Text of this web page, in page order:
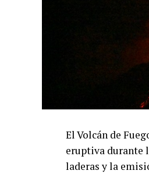
garantizar el
La Autoridad del
valorada en
abastecerá la
2,000 personas
ganadería.
La
participado en la
200 reuniones, el
El Volcán de
eruptiva durante
laderas y la